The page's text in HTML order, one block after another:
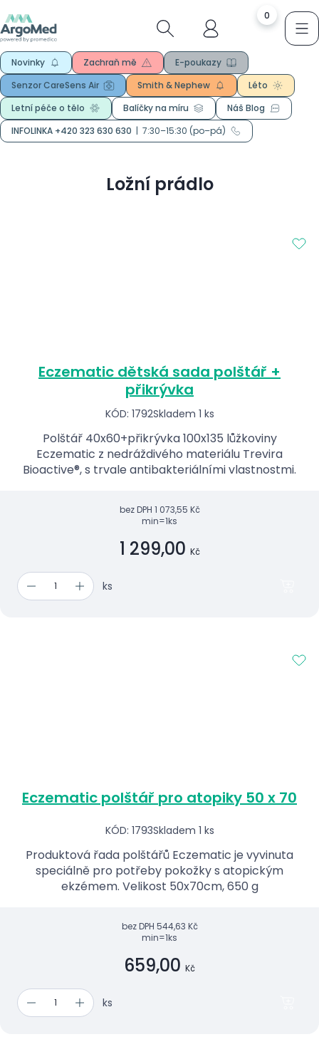
0
Novinky Zachraň mě
E-poukazy
Senzor CareSens Air
Smith & Nephew
Léto
Letní péče o tělo
Balíčky na míru
Náš Blog
INFOLINKA +420 323 630 630 | 7:30–15:30 (po–pá)
Ložní prádlo
Eczematic dětská sada polštář +
přikrývka
KÓD: 1792Skladem 1 ks
Polštář 40x60+přikrývka 100x135 lůžkoviny
Eczematic z nedráždivého materiálu Trevira
Bioactive®, s trvale antibakteriálními vlastnostmi.
bez DPH 1 073,55 Kč
min=1ks
1 299,00 Kč
ks
Eczematic polštář pro atopiky 50 x 70
KÓD: 1793Skladem 1 ks
Produktová řada polštářů Eczematic je vyvinuta
speciálně pro potřeby pokožky s atopickým
ekzémem. Velikost 50x70cm, 650 g
bez DPH 544,63 Kč
min=1ks
659,00 Kč
ks